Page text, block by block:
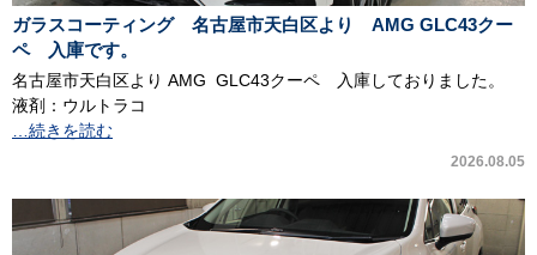
ガラスコーティング 名古屋市天白区より AMG GLC43クー
ペ 入庫です。
名古屋市天白区より AMG GLC43クーペ 入庫しておりました。
液剤：ウルトラコ
…続きを読む
2026.08.05